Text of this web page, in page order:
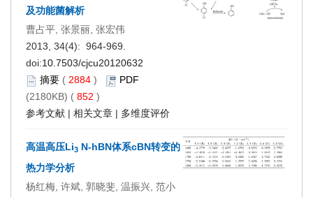
及功能菌解析
曹占平, 张景丽, 张宏伟
2013, 34(4): 964-969.
doi:10.7503/cjcu20120632
摘要 ( 2884 )
PDF
(2180KB) ( 852 )
参考文献 | 相关文章 | 多维度评价
高温高压Li3 N-hBN体系cBN转变的
热力学分析
杨红梅, 许斌, 郭晓斐, 温振兴, 范小